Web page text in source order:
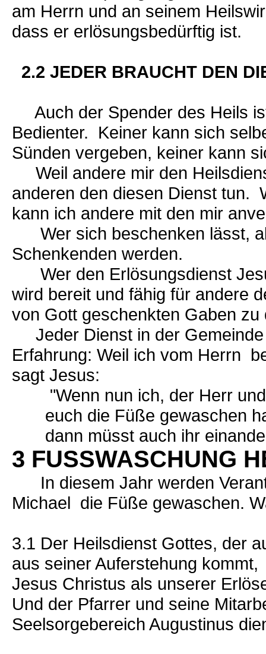
am Herrn und an seinem
dass er erlösungsbedürftig ist.
2.2 JEDER BRAUCHT DEN
Auch der Spender des Heils
Bedienter. Keiner kann sich
Sünden vergeben, keiner kann
Weil andere mir den
anderen den diesen Dienst tun.
kann ich andere mit den mir
Wer sich beschenken lässt,
Schenkenden werden.
Wer den Erlösungsdienst
wird bereit und fähig für andere
von Gott geschenkten Gaben zu
Jeder Dienst in der Gemeinde
Erfahrung: Weil ich vom Herrn
sagt Jesus:
"Wenn nun ich, der Herr und
euch die Füße gewaschen
dann müsst auch ihr
3 FUSSWASCHUNG
In diesem Jahr werden
Michael die Füße gewaschen.
3.1 Der Heilsdienst Gottes, der
aus seiner Auferstehung
Jesus Christus als unserer
Und der Pfarrer und seine
Seelsorgebereich Augustinus